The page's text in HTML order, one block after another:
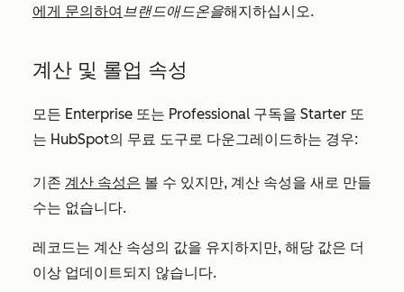
에게 문의하여브랜드애드온을해지하십시오.
계산 및 롤업 속성
모든 Enterprise 또는 Professional 구독을 Starter 또
는 HubSpot의 무료 도구로 다운그레이드하는 경우:
기존 계산 속성은 볼 수 있지만, 계산 속성을 새로 만들
수는 없습니다.
레코드는 계산 속성의 값을 유지하지만, 해당 값은 더
이상 업데이트되지 않습니다.